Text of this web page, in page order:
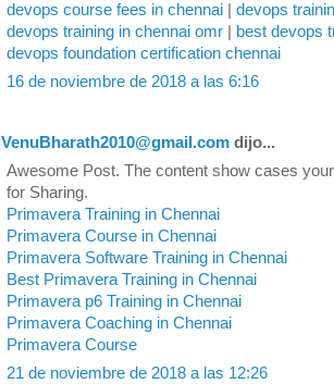
devops course fees in chennai
devops
devops training in chennai omr
best devops
devops foundation certification chennai
16 de noviembre de 2018 a las 6:16
VenuBharath2010@gmail.com dijo...
Awesome Post. The content show cases
for Sharing.
Primavera Training in Chennai
Primavera Course in Chennai
Primavera Software Training in Chennai
Best Primavera Training in Chennai
Primavera p6 Training in Chennai
Primavera Coaching in Chennai
Primavera Course
21 de noviembre de 2018 a las 12:26